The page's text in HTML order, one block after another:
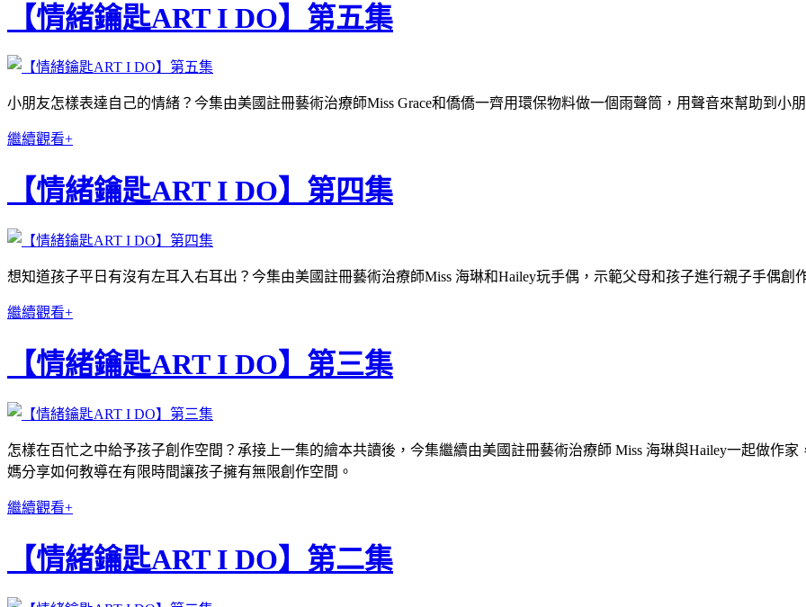
【情緒鑰匙ART I DO】第五集
小朋友怎樣表達自己的情緒？今集由美國註冊藝術治療師Miss Grace和僑僑一齊用環保物料做一個雨聲筒，用聲音來幫助到小
繼續觀看+
【情緒鑰匙ART I DO】第四集
想知道孩子平日有沒有左耳入右耳出？今集由美國註冊藝術治療師Miss 海琳和Hailey玩手偶，示範父母和孩子進行親子手偶
繼續觀看+
【情緒鑰匙ART I DO】第三集
怎樣在百忙之中給予孩子創作空間？承接上一集的繪本共讀後，今集繼續由美國註冊藝術治療師 Miss 海琳與Hailey一起做作
媽分享如何教導在有限時間讓孩子擁有無限創作空間。
繼續觀看+
【情緒鑰匙ART I DO】第二集